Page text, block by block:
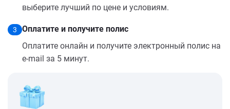
выберите лучший по цене и условиям.
3
Оплатите и получите полис
Оплатите онлайн и получите электронный полис на
e-mail за 5 минут.